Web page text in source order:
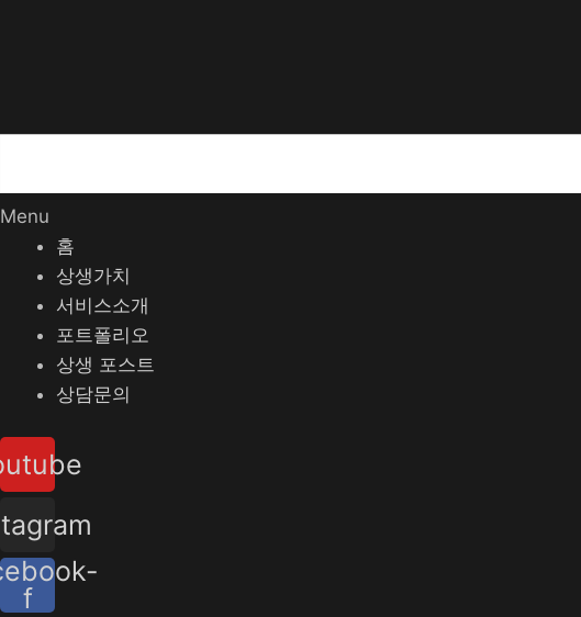
Menu
홈
상생가치
서비스소개
포트폴리오
상생 포스트
상담문의
f